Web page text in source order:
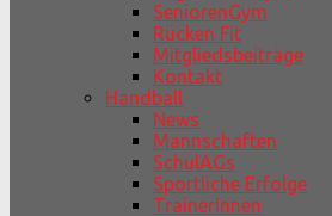
SeniorenGym
Rücken Fit
Mitgliedsbeiträge
Kontakt
Handball
News
Mannschaften
SchulAGs
Sportliche Erfolge
TrainerInnen